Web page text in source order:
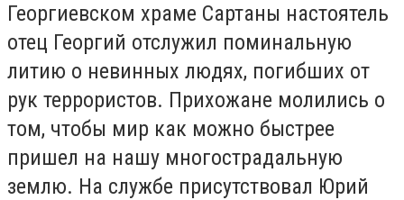
Георгиевском храме Сартаны настоятель
отец Георгий отслужил поминальную
литию о невинных людях, погибших от
рук террористов. Прихожане молились о
том, чтобы мир как можно быстрее
пришел на нашу многострадальную
землю. На службе присутствовал Юрий